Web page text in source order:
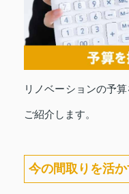
リノベーションの予
ご紹介します。
今の間取りを活